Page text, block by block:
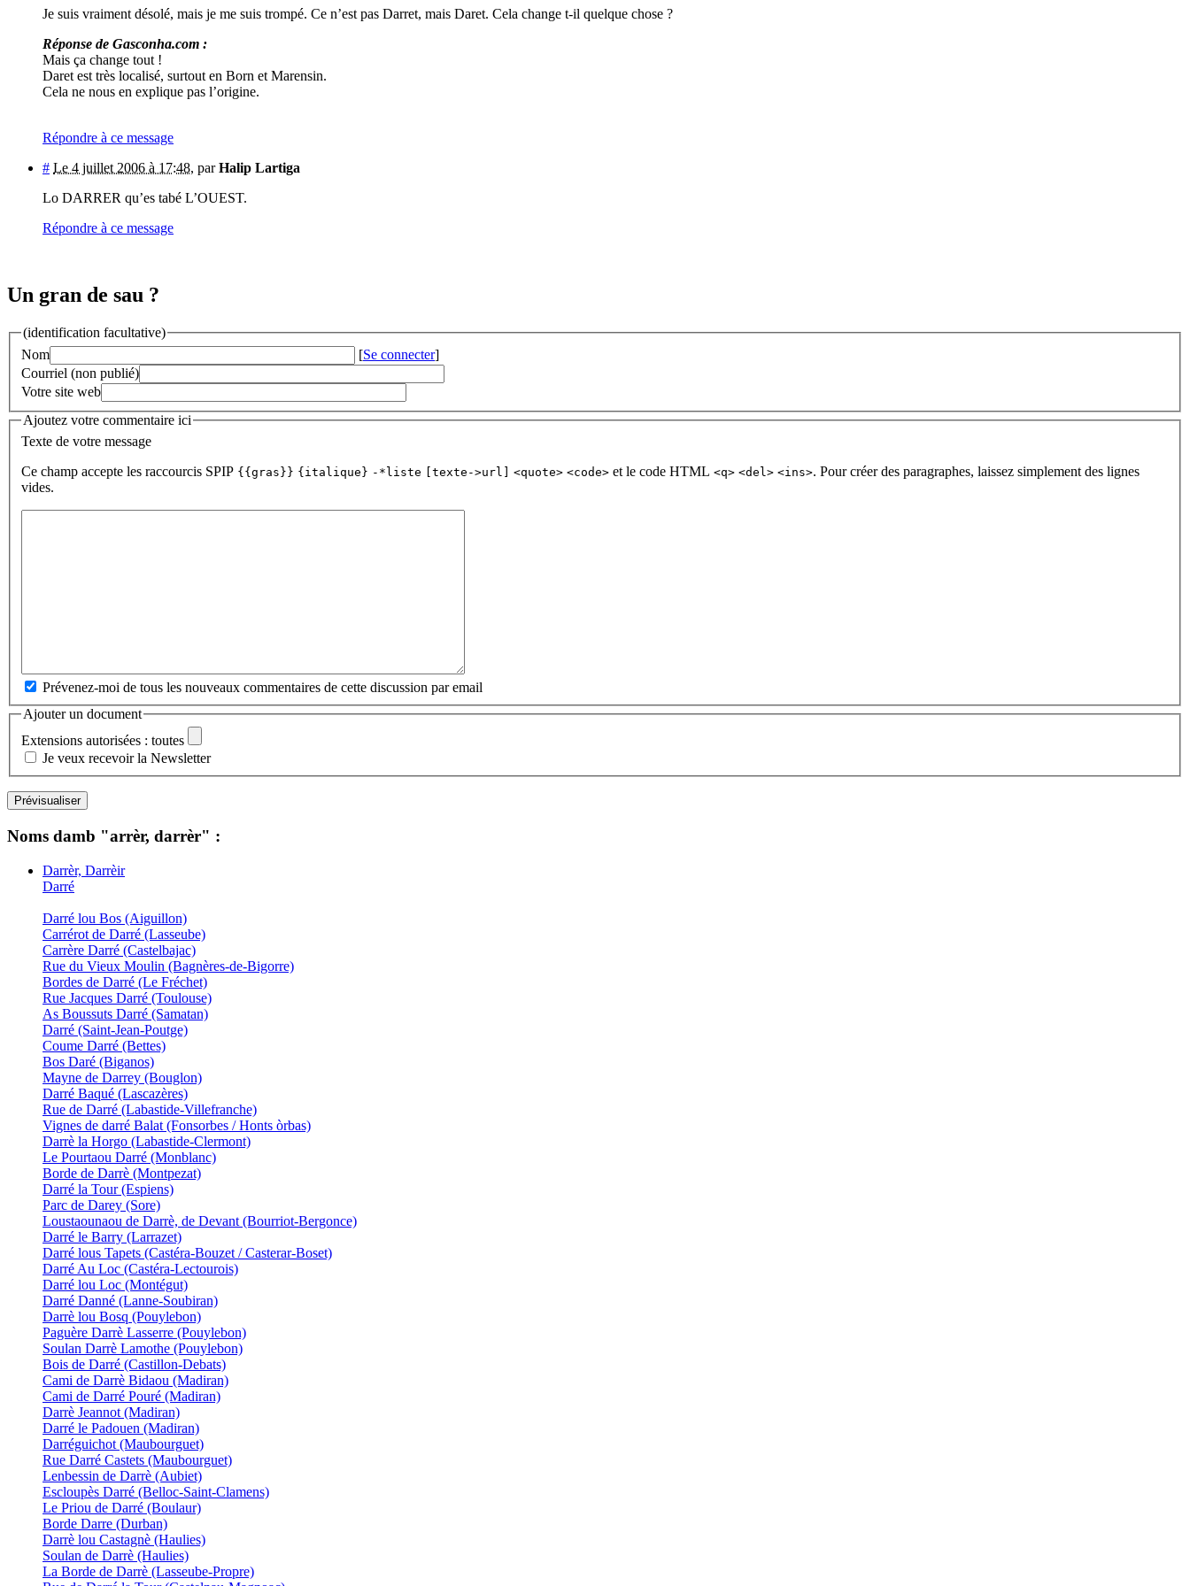
Je suis vraiment désolé, mais je me suis trompé. Ce n’est pas Darret, mais Daret. Cela change t-il quelque chose ?
Réponse de Gasconha.com :
Mais ça change tout !
Daret est très localisé, surtout en Born et Marensin.
Cela ne nous en explique pas l’origine.
Répondre à ce message
# Le 4 juillet 2006 à 17:48, parHalip Lartiga
Lo DARRER qu’es tabé L’OUEST.
Répondre à ce message
Un gran de sau ?
(identification facultative)
Nom
[Se connecter]
Courriel (non publié)
Votre site web
Ajoutez votre commentaire ici
Texte de votre message
Ce champ accepte les raccourcis SPIP {{gras}} {italique} -*liste [texte->url] <quote> <code> et le code HTML <q> <del> <ins>. Pour créer des paragraphes, laissez simplement des lignes
vides.
Prévenez-moi de tous les nouveaux commentaires de cette discussion par email
Ajouter un document
Extensions autorisées : toutes
Je veux recevoir la Newsletter
Noms damb "arrèr, darrèr" :
Darrèr, Darrèir
Darré
Darré lou Bos (Aiguillon)
Carrérot de Darré (Lasseube)
Carrère Darré (Castelbajac)
Rue du Vieux Moulin (Bagnères-de-Bigorre)
Bordes de Darré (Le Fréchet)
Rue Jacques Darré (Toulouse)
As Boussuts Darré (Samatan)
Darré (Saint-Jean-Poutge)
Coume Darré (Bettes)
Bos Daré (Biganos)
Mayne de Darrey (Bouglon)
Darré Baqué (Lascazères)
Rue de Darré (Labastide-Villefranche)
Vignes de darré Balat (Fonsorbes / Honts òrbas)
Darrè la Horgo (Labastide-Clermont)
Le Pourtaou Darré (Monblanc)
Borde de Darrè (Montpezat)
Darré la Tour (Espiens)
Parc de Darey (Sore)
Loustaounaou de Darrè, de Devant (Bourriot-Bergonce)
Darré le Barry (Larrazet)
Darré lous Tapets (Castéra-Bouzet / Casterar-Boset)
Darré Au Loc (Castéra-Lectourois)
Darré lou Loc (Montégut)
Darré Danné (Lanne-Soubiran)
Darrè lou Bosq (Pouylebon)
Paguère Darrè Lasserre (Pouylebon)
Soulan Darrè Lamothe (Pouylebon)
Bois de Darré (Castillon-Debats)
Cami de Darrè Bidaou (Madiran)
Cami de Darré Pouré (Madiran)
Darrè Jeannot (Madiran)
Darré le Padouen (Madiran)
Darréguichot (Maubourguet)
Rue Darré Castets (Maubourguet)
Lenbessin de Darrè (Aubiet)
Escloupès Darré (Belloc-Saint-Clamens)
Le Priou de Darré (Boulaur)
Borde Darre (Durban)
Darrè lou Castagnè (Haulies)
Soulan de Darrè (Haulies)
La Borde de Darrè (Lasseube-Propre)